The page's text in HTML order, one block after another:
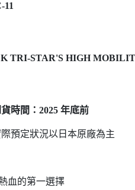
11
TRI-STAR'S HIGH
時間：2025 年底前
預定狀況以日本原廠為主
血的第一選擇